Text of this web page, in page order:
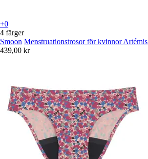
+0
4 färger
Smoon Menstruationstrosor för kvinnor Artémis
439,00 kr